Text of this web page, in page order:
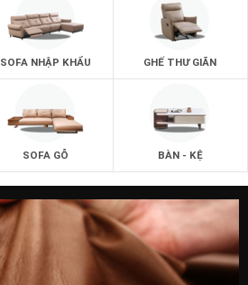
SOFA NHẬP KHẨU GHẾ THƯ GIÃN
SOFA GỖ BÀN - KỆ